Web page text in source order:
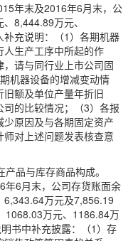
年末及2016年6月末，公
8,444.89万元、
充说明：（1）各期机器
生产工序中所起的作
请与同行业上市公司固
机器设备的增减变动情
额及单位产量年折旧
的比较情况；（3）各报
原因及与各期固定资产
对上述问题发表核查意
品与库存商品构成。
6月末，公司存货账面余
万元及7,856.19
1068.03万元、1186.84万
书中补充披露：（1）存